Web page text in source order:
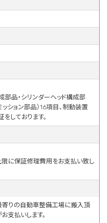
部品・シリンダーヘッド構成部
ション部品）16項目、制動装置
しております。
限に保証修理費用をお支払い致し
寄りの自動車整備工場に搬入頂
支払いします。